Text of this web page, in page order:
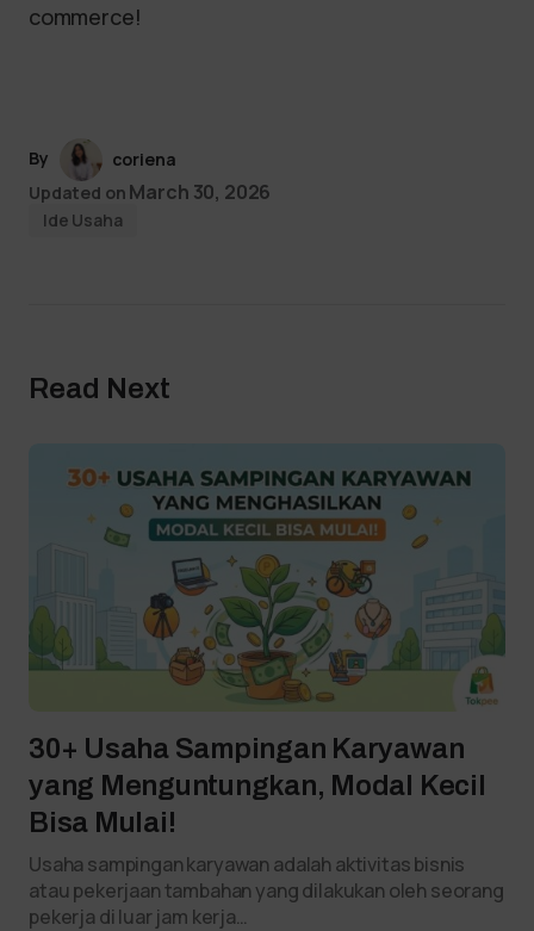
commerce!
By
coriena
Updated on March 30, 2026
Ide Usaha
Read Next
30+ Usaha Sampingan Karyawan
yang Menguntungkan, Modal Kecil
Bisa Mulai!
Usaha sampingan karyawan adalah aktivitas bisnis
atau pekerjaan tambahan yang dilakukan oleh seorang
pekerja di luar jam kerja…